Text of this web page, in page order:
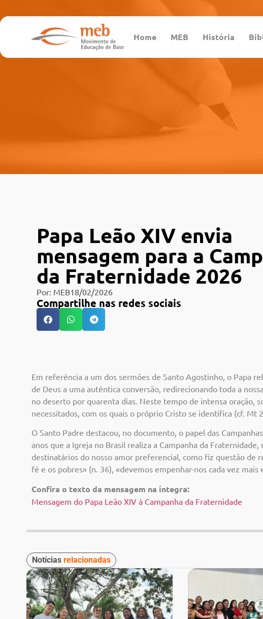
Home MEB História
Papa Leão XIV envia
mensagem para a
da Fraternidade 2026
Por: MEB18/02/2026
Compartilhe nas redes sociais
Em referência a um dos sermões de Santo Agostinho, o Papa
de Deus a uma autêntica conversão, redirecionando toda a
no deserto por quarenta dias. Neste tempo de intensa oração,
necessitados, com os quais o próprio Cristo se identifica (cf. Mt
O Santo Padre destacou, no documento, o papel das
anos que a Igreja no Brasil realiza a Campanha da
destinatários do nosso amor preferencial, como fiz questão de
fé e os pobres» (n. 36), «devemos empenhar-nos cada vez
Confira o texto da mensagem na íntegra:
Mensagem do Papa Leão XIV à Campanha da Fraternidade
Notícias relacionadas